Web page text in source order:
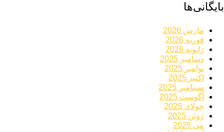
بایگانی‌ها
مارس 2026
فوریه 2026
ژانویه 2026
دسامبر 2025
نوامبر 2025
اکتبر 2025
سپتامبر 2025
آگوست 2025
جولای 2025
ژوئن 2025
می 2025